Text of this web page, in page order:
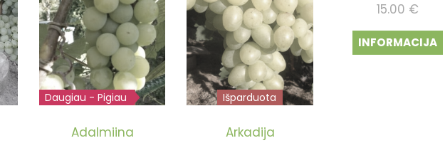
Išparduota
Daugiau - Pigiau
Adalmiina
Išparduota
Arkadija
15.00 €
INFORMACIJA